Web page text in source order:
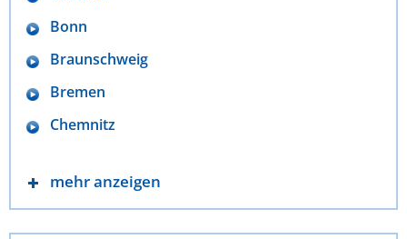
Bonn
Braunschweig
Bremen
Chemnitz
mehr anzeigen